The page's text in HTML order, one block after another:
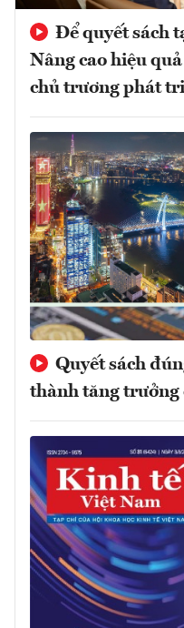
Để quyết sách
Nâng cao hiệu
chủ trương phát
Quyết sách
thành tăng trưởng